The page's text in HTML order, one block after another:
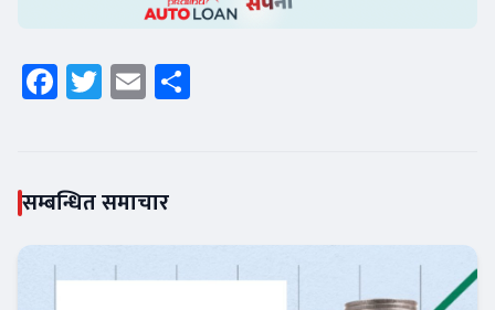
Facebook
Twitter
Email
सम्बन्धित समाचार